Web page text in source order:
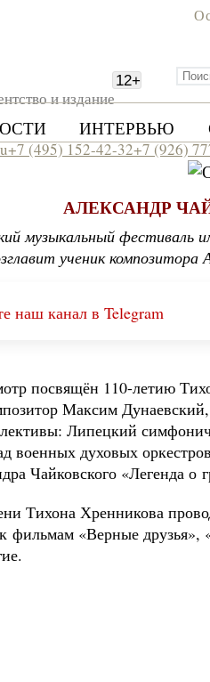
и издание
12+
ИНТЕРВЬЮ
+7 (495) 152-42-32+7 (926)
АЛЕКСАНДР
музыкальный фестиваль
ученик композитора
наш канал в Telegram
посвящён 110-летию
Максим
Липецкий
военных духовых
Чайковского «Легенда о
Тихона Хренникова
фильмам «Верные друзья»,